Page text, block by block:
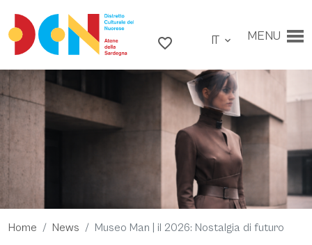
Vai al menu principale
Vai al footer
favorite_border IT expand_more MENU
Home News Museo Man | il 2026: Nostalgia di futuro